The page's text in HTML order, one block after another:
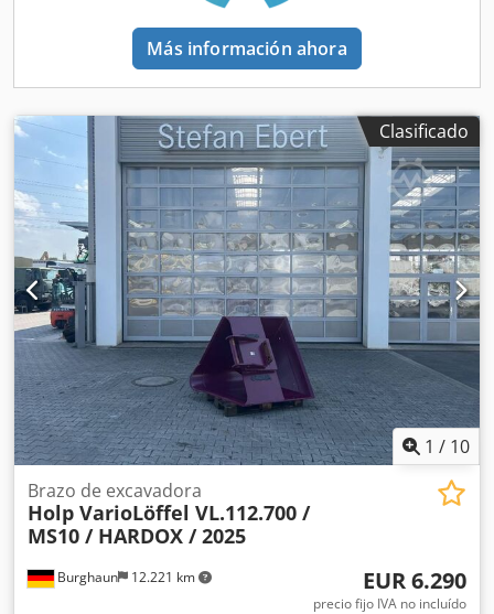
Más información ahora
Clasificado
1 / 10
Burghaun 12.221 km
Brazo de excavadora
Holp VarioLöffel VL.112.700 /
MS10 / HARDOX / 2025
EUR 6.290
precio fijo IVA no incluído